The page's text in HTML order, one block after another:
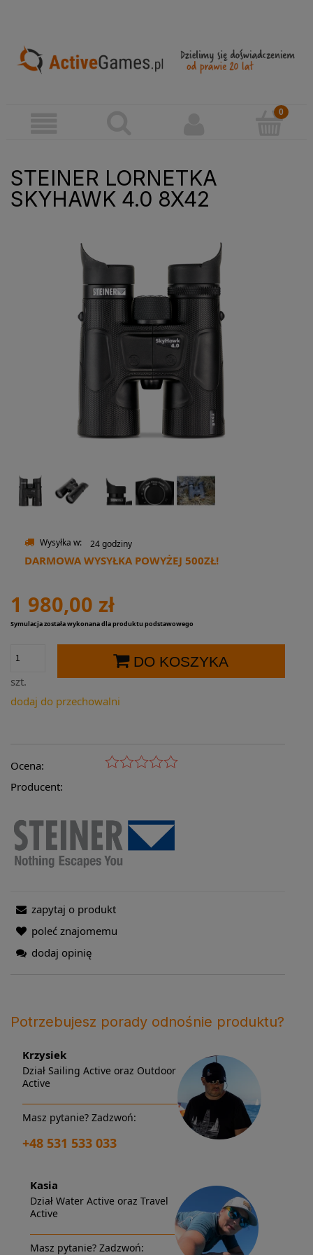
STEINER LORNETKA
SKYHAWK 4.0 8X42
Wysyłka w: 24 godziny
DARMOWA WYSYŁKA POWYŻEJ 500ZŁ!
1 980,00 zł
Symulacja została wykonana dla produktu podstawowego
szt.
DO KOSZYKA
dodaj do przechowalni
Ocena:
Producent:
zapytaj o produkt
poleć znajomemu
dodaj opinię
Potrzebujesz porady odnośnie produktu?
Krzysiek
Dział Sailing Active oraz Outdoor
Active
Masz pytanie? Zadzwoń:
+48 531 533 033
Kasia
Dział Water Active oraz Travel
Active
Masz pytanie? Zadzwoń: